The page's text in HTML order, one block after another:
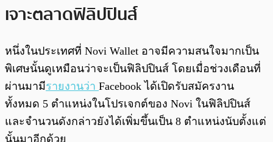
เจาะตลาดฟิลิปปินส์
หนึ่งในประเทศที่ Novi Wallet อาจมีความสนใจมากเป็น
พิเศษนั้นดูเหมือนว่าจะเป็นฟิลิปปินส์ โดยเมื่อช่วงเดือนที่
ผ่านมามีรายงานว่า Facebook ได้เปิดรับสมัครงาน
ทั้งหมด 5 ตำแหน่งในโปรเจกต์ของ Novi ในฟิลิปปินส์
และจำนวนดังกล่าวยังได้เพิ่มขึ้นเป็น 8 ตำแหน่งนับตั้งแต่
นั้นมาอีกด้วย